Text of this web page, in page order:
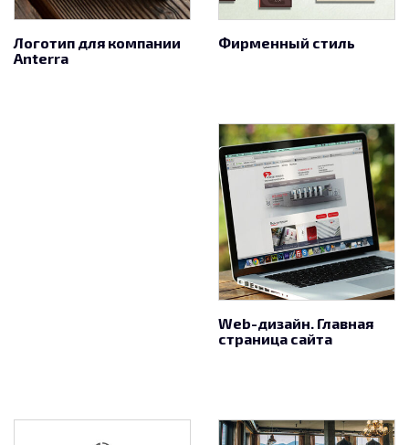
Логотип для компании
Anterra
Фирменный стиль
Web-дизайн. Главная
страница сайта